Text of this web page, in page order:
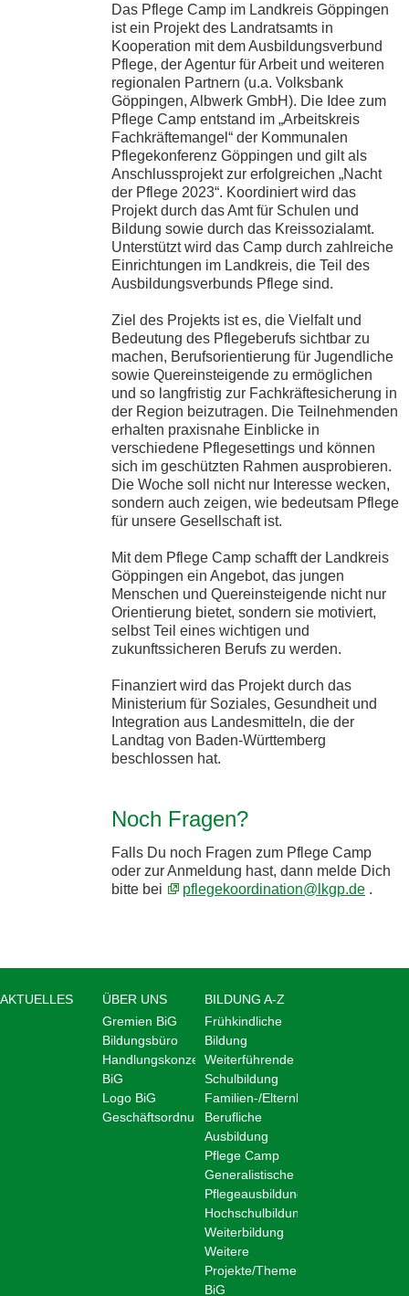
Das Pflege Camp im Landkreis Göppingen
ist ein Projekt des Landratsamts in
Kooperation mit dem Ausbildungsverbund
Pflege, der Agentur für Arbeit und weiteren
regionalen Partnern (u.a. Volksbank
Göppingen, Albwerk GmbH). Die Idee zum
Pflege Camp entstand im „Arbeitskreis
Fachkräftemangel“ der Kommunalen
Pflegekonferenz Göppingen und gilt als
Anschlussprojekt zur erfolgreichen „Nacht
der Pflege 2023“. Koordiniert wird das
Projekt durch das Amt für Schulen und
Bildung sowie durch das Kreissozialamt.
Unterstützt wird das Camp durch zahlreiche
Einrichtungen im Landkreis, die Teil des
Ausbildungsverbunds Pflege sind.
Ziel des Projekts ist es, die Vielfalt und
Bedeutung des Pflegeberufs sichtbar zu
machen, Berufsorientierung für Jugendliche
sowie Quereinsteigende zu ermöglichen
und so langfristig zur Fachkräftesicherung in
der Region beizutragen. Die Teilnehmenden
erhalten praxisnahe Einblicke in
verschiedene Pflegesettings und können
sich im geschützten Rahmen ausprobieren.
Die Woche soll nicht nur Interesse wecken,
sondern auch zeigen, wie bedeutsam Pflege
für unsere Gesellschaft ist.
Mit dem Pflege Camp schafft der Landkreis
Göppingen ein Angebot, das jungen
Menschen und Quereinsteigende nicht nur
Orientierung bietet, sondern sie motiviert,
selbst Teil eines wichtigen und
zukunftssicheren Berufs zu werden.
Finanziert wird das Projekt durch das
Ministerium für Soziales, Gesundheit und
Integration aus Landesmitteln, die der
Landtag von Baden-Württemberg
beschlossen hat.
Noch Fragen?
Falls Du noch Fragen zum Pflege Camp
oder zur Anmeldung hast, dann melde Dich
bitte bei
pflegekoordination@lkgp.de .
AKTUELLES
ÜBER UNS
Gremien BiG
Bildungsbüro
Handlungskonzept
BiG
Logo BiG
Geschäftsordnung
BILDUNG A-Z
Frühkindliche
Bildung
Weiterführende
Schulbildung
Familien-/Elternbildung
Berufliche
Ausbildung
Pflege Camp
Generalistische
Pflegeausbildung
Hochschulbildung
Weiterbildung
Weitere
Projekte/Themen
BiG